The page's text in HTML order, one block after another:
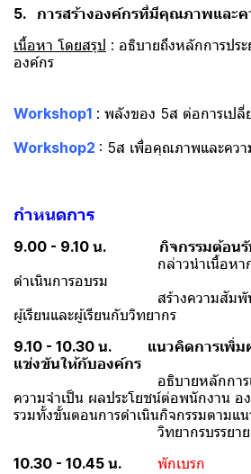
5. การสร้างองค์กรที่มีคุณภาพและ
เนื้อหา โดยสรุป : อธิบายถึงหลักการปร
องค์กร
Workshop1 : พลังของ 5ส ต่อการเปลี่
Workshop2 : 5ส เพื่อคุณภาพและคว
กำหนดการ
9.00 - 9.10 น.
กิจกรรมต้อน
กล่าวนำเนื้อหาการอบร
ดำเนินการอบรม
สร้างความสัมพันธ์ที่ดีระ
ผู้เรียนและผู้เรียนกับวิทยากร
9.10 - 10.30 น. แนวคิดการเพิ่มผ
แข่งขันให้กับองค์กร
อธิบายหลักการแนวคิด
ความจำเป็น ผลประโยชน์ต่อพนักงาน อ
รวมทั้งขั้นตอนการดำเนินกิจกรรมตามแ
วิทยากรบรรยายและท
10.30 - 10.45 น.
พักเบรก